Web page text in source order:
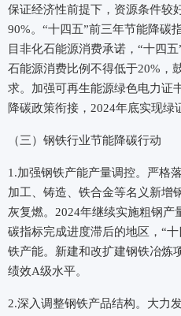
保证经济性前提下，资源条件较
90%。“十四五”前三年节能降碳
目非化石能源消费承诺，“十四
石能源消费比例不得低于20%，
求。加强可再生能源绿色电力证
降碳政策衔接，2024年底实现绿
（三）钢铁行业节能降碳行动
1.加强钢铁产能产量调控。严格
加工、铸造、铁合金等名义新增
灰复燃。2024年继续实施粗钢产
碳指标完成进度滞后的地区，“
铁产能。新建和改扩建钢铁冶炼
绩效A级水平。
2.深入调整钢铁产品结构。大力